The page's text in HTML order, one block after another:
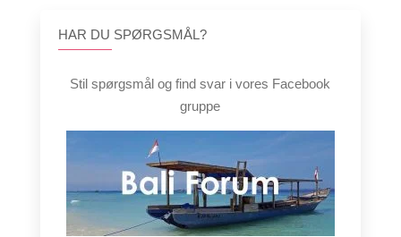
HAR DU SPØRGSMÅL?
Stil spørgsmål og find svar i vores Facebook
gruppe